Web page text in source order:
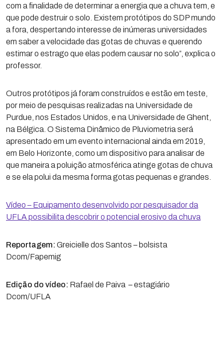
com a finalidade de determinar a energia que a chuva tem, e
que pode destruir o solo. Existem protótipos do SDP mundo
a fora, despertando interesse de inúmeras universidades
em saber a velocidade das gotas de chuvas e querendo
estimar o estrago que elas podem causar no solo”, explica o
professor.
Outros protótipos já foram construídos e estão em teste,
por meio de pesquisas realizadas na Universidade de
Purdue, nos Estados Unidos, e na Universidade de Ghent,
na Bélgica. O Sistema Dinâmico de Pluviometria será
apresentado em um evento internacional ainda em 2019,
em Belo Horizonte, como um dispositivo para analisar de
que maneira a poluição atmosférica atinge gotas de chuva
e se ela polui da mesma forma gotas pequenas e grandes.
Vídeo – Equipamento desenvolvido por pesquisador da
UFLA possibilita descobrir o potencial erosivo da chuva
Reportagem: Greicielle dos Santos – bolsista
Dcom/Fapemig
Edição do vídeo: Rafael de Paiva – estagiário
Dcom/UFLA